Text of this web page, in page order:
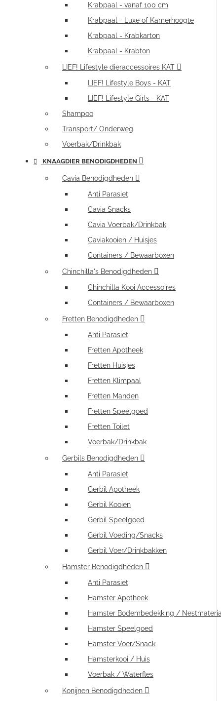
Krabpaal - vanaf 100 cm
Krabpaal - Luxe of Kamerhoogte
Krabpaal - Krabkarton
Krabpaal - Krabton
LIEF! Lifestyle dieraccessoires KAT
LIEF! Lifestyle Boys - KAT
LIEF! Lifestyle Girls - KAT
Shampoo
Transport/ Onderweg
Voerbak/Drinkbak
KNAAGDIER BENODIGDHEDEN
Cavia Benodigdheden
Anti Parasiet
Cavia Snacks
Cavia Voerbak/Drinkbak
Caviakooien / Huisjes
Containers / Bewaarboxen
Chinchilla's Benodigdheden
Chinchilla Kooi Accessoires
Containers / Bewaarboxen
Fretten Benodigdheden
Anti Parasiet
Fretten Apotheek
Fretten Huisjes
Fretten Klimpaal
Fretten Manden
Fretten Speelgoed
Fretten Toilet
Voerbak/Drinkbak
Gerbils Benodigdheden
Anti Parasiet
Gerbil Apotheek
Gerbil Kooien
Gerbil Speelgoed
Gerbil Voeding/Snacks
Gerbil Voer/Drinkbakken
Hamster Benodigdheden
Anti Parasiet
Hamster Apotheek
Hamster Bodembedekking /
Hamster Speelgoed
Hamster Voer/Snack
Hamsterkooi / Huis
Voerbak / Waterfles
Konijnen Benodigdheden